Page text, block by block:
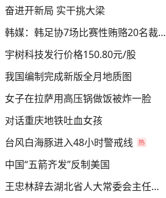
奋进开新局 实干挑大梁
韩媒：韩足协7场比赛性贿赂20名裁判
宇树科技发行价格150.80元/股
我国编制完成新版全月地质图
女子在拉萨用高压锅做饭被炸一脸
对话重庆地铁吐血女孩
台风白海豚进入48小时警戒线
中国“五箭齐发”反制美国
王忠林辞去湖北省人大常委会主任职务